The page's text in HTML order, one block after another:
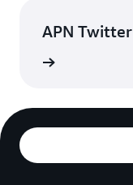
APN Twitter